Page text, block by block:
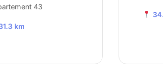
43
km